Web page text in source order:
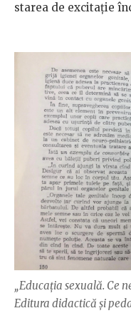
starea de excitație
„Educația sexuală. Ce
Editura didactică și